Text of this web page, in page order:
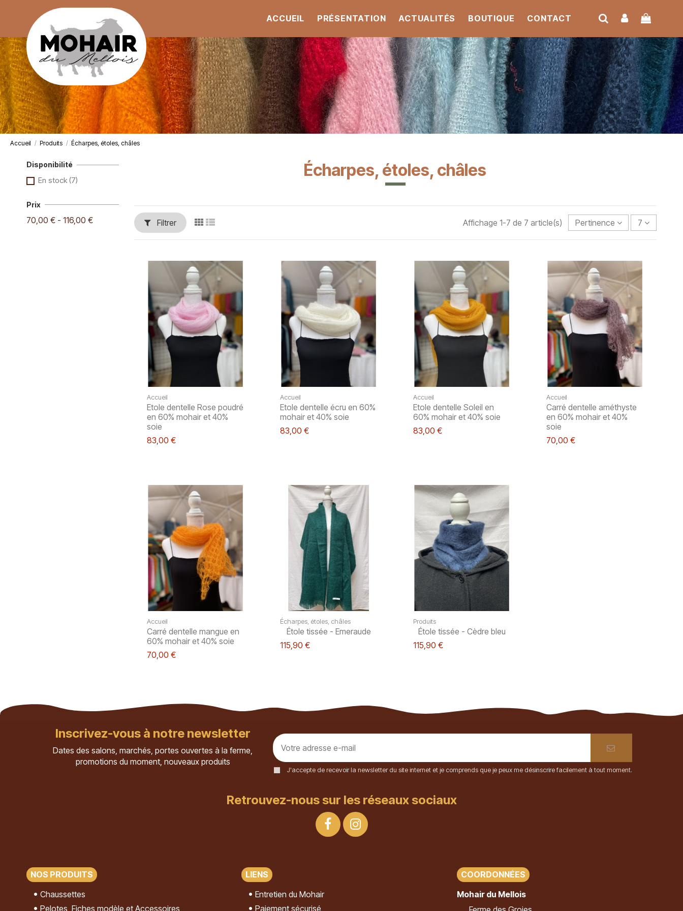
ACCUEIL PRÉSENTATION ACTUALITÉS BOUTIQUE CONTACT
Accueil Produits Écharpes, étoles, châles
Écharpes, étoles, châles
Filtrer Affichage 1-7 de 7 article(s) Pertinence 7
Accueil
Etole dentelle Rose poudré
en 60% mohair et 40%
soie
83,00 €
Accueil
Etole dentelle écru en 60%
mohair et 40% soie
83,00 €
Accueil
Etole dentelle Soleil en
60% mohair et 40% soie
83,00 €
Accueil
Carré dentelle améthyste
en 60% mohair et 40%
soie
70,00 €
Accueil
Carré dentelle mangue en
60% mohair et 40% soie
70,00 €
Écharpes, étoles, châles
Étole tissée - Emeraude
115,90 €
Produits
Étole tissée - Cèdre bleu
115,90 €
Disponibilité
En stock(7)
Prix
70,00 € - 116,00 €
Inscrivez-vous à notre newsletter
Dates des salons, marchés, portes ouvertes à la ferme,
promotions du moment, nouveaux produits
J'accepte de recevoir la newsletter du site internet et je comprends que je peux me désinscrire facilement à tout moment.
Retrouvez-nous sur les réseaux sociaux
NOS PRODUITS
Chaussettes
Pelotes, Fiches modèle et Accessoires
LIENS
Entretien du Mohair
Paiement sécurisé
COORDONNÉES
Mohair du Mellois